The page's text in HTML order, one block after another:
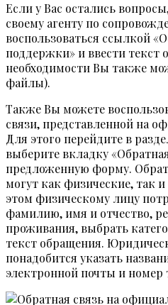
Если у Вас остались
своему агенту по
воспользоваться ссылкой
поддержки» и ввести текст
необходимости Вы также
файлы).
Также Вы можете
связи, представленной на
Для этого перейдите в
выберите вкладку
предложенную форму.
могут как физические, так
этом физическому лицу
фамилию, имя и отчество,
проживания, выбрать
текст обращения.
понадобится указать
электронной почты и номер